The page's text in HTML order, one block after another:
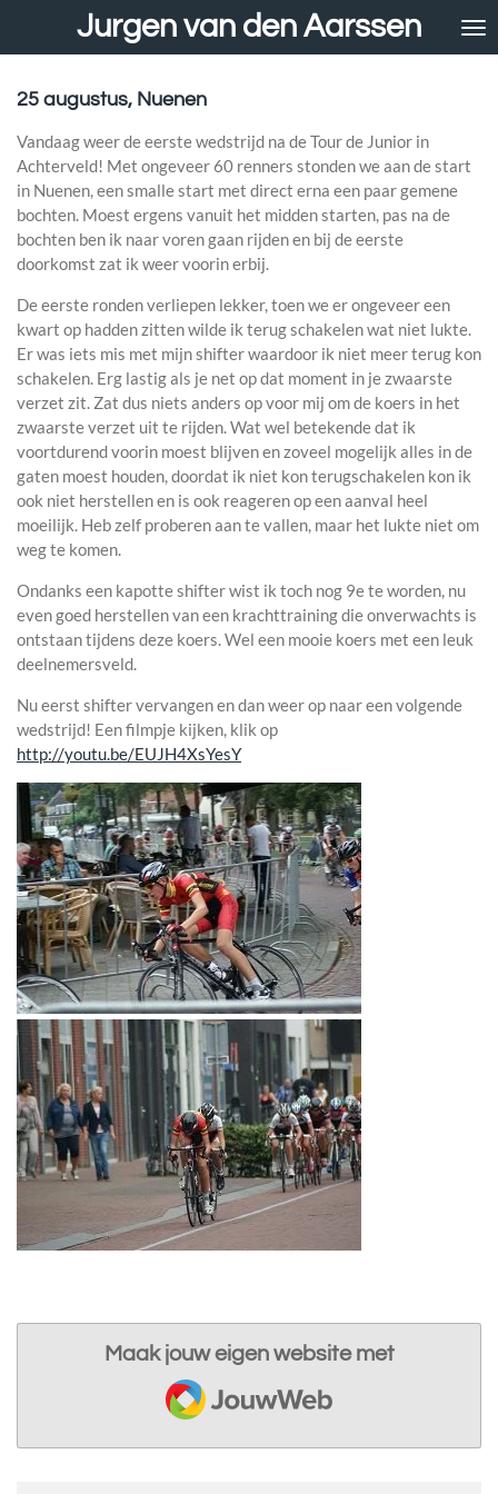
de
Jurgen van den Aarssen
25 augustus, Nuenen
Vandaag weer de eerste wedstrijd na de Tour de Junior in
Achterveld! Met ongeveer 60 renners stonden we aan de start
in Nuenen, een smalle start met direct erna een paar gemene
bochten. Moest ergens vanuit het midden starten, pas na de
bochten ben ik naar voren gaan rijden en bij de eerste
doorkomst zat ik weer voorin erbij.
De eerste ronden verliepen lekker, toen we er ongeveer een
kwart op hadden zitten wilde ik terug schakelen wat niet lukte.
Er was iets mis met mijn shifter waardoor ik niet meer terug kon
schakelen. Erg lastig als je net op dat moment in je zwaarste
verzet zit. Zat dus niets anders op voor mij om de koers in het
zwaarste verzet uit te rijden. Wat wel betekende dat ik
voortdurend voorin moest blijven en zoveel mogelijk alles in de
gaten moest houden, doordat ik niet kon terugschakelen kon ik
ook niet herstellen en is ook reageren op een aanval heel
moeilijk. Heb zelf proberen aan te vallen, maar het lukte niet om
weg te komen.
Ondanks een kapotte shifter wist ik toch nog 9e te worden, nu
even goed herstellen van een krachttraining die onverwachts is
ontstaan tijdens deze koers. Wel een mooie koers met een leuk
deelnemersveld.
Nu eerst shifter vervangen en dan weer op naar een volgende
wedstrijd! Een filmpje kijken, klik op
http://youtu.be/EUJH4XsYesY
Maak jouw eigen website met
JouwWeb